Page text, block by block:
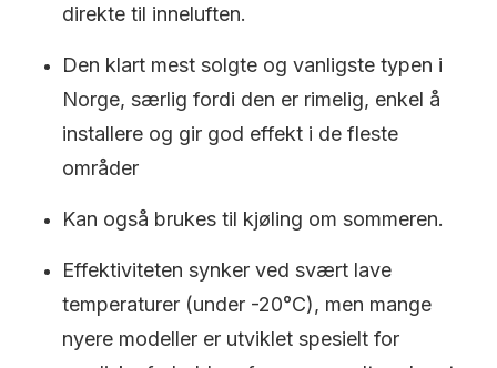
direkte til inneluften.
Den klart mest solgte og vanligste typen i
Norge, særlig fordi den er rimelig, enkel å
installere og gir god effekt i de fleste
områder
Kan også brukes til kjøling om sommeren.
Effektiviteten synker ved svært lave
temperaturer (under -20°C), men mange
nyere modeller er utviklet spesielt for